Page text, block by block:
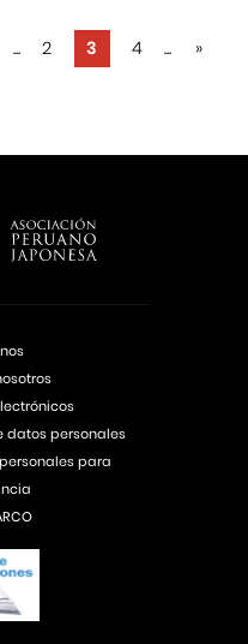
... 2 3 4 ... »
datos personales
para